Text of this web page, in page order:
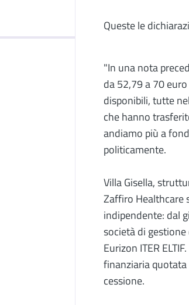
Queste le
"In una nota
da 52,79 a 70
disponibili, tutte
che hanno
andiamo più a
politicamente.
Villa Gisella,
Zaffiro Healthcare
indipendente: dal
società di
Eurizon ITER
finanziaria
cessione.